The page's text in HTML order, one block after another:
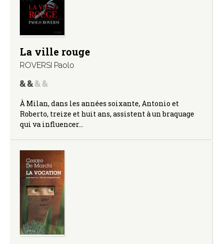
La ville rouge
ROVERSI Paolo
À Milan, dans les années soixante, Antonio et
Roberto, treize et huit ans, assistent à un braquage
qui va influencer…